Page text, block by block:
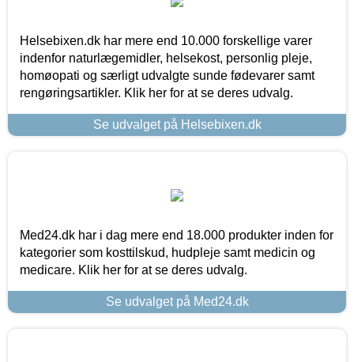
Helsebixen.dk har mere end 10.000 forskellige varer
indenfor naturlægemidler, helsekost, personlig pleje,
homøopati og særligt udvalgte sunde fødevarer samt
rengøringsartikler. Klik her for at se deres udvalg.
Se udvalget på Helsebixen.dk
Med24.dk har i dag mere end 18.000 produkter inden for
kategorier som kosttilskud, hudpleje samt medicin og
medicare. Klik her for at se deres udvalg.
Se udvalget på Med24.dk